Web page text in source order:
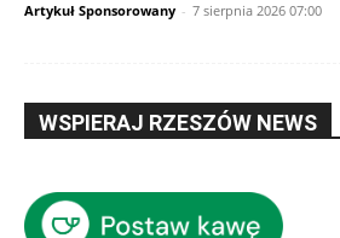
Artykuł Sponsorowany - 7 sierpnia 2026 07:00
WSPIERAJ RZESZÓW NEWS